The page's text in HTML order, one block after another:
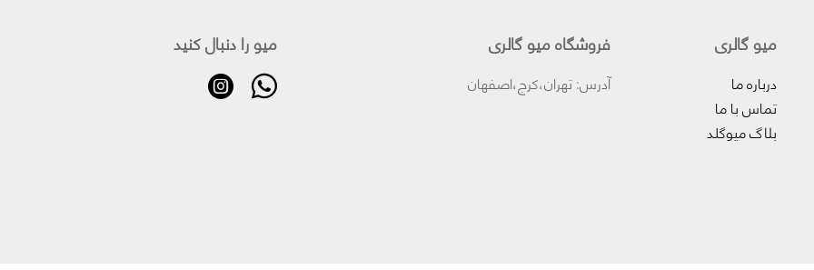
میو گالری
درباره ما
تماس با ما
بلاگ میوگلد
فروشگاه میو گالری
آدرس: تهران،کرج،اصفهان
میو را دنبال کنید